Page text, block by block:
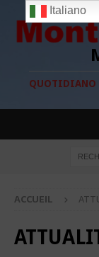
QUOTIDIANO
ACCUEIL
Italiano